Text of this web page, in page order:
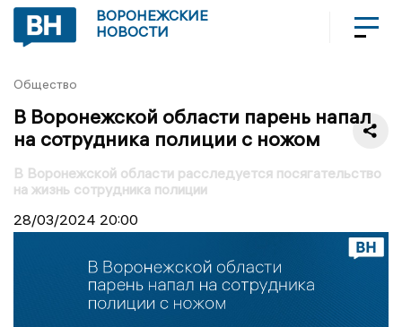
ВОРОНЕЖСКИЕ
НОВОСТИ
Общество
В Воронежской области парень напал
на сотрудника полиции с ножом
В Воронежской области расследуется посягательство
на жизнь сотрудника полиции
28/03/2024 20:00